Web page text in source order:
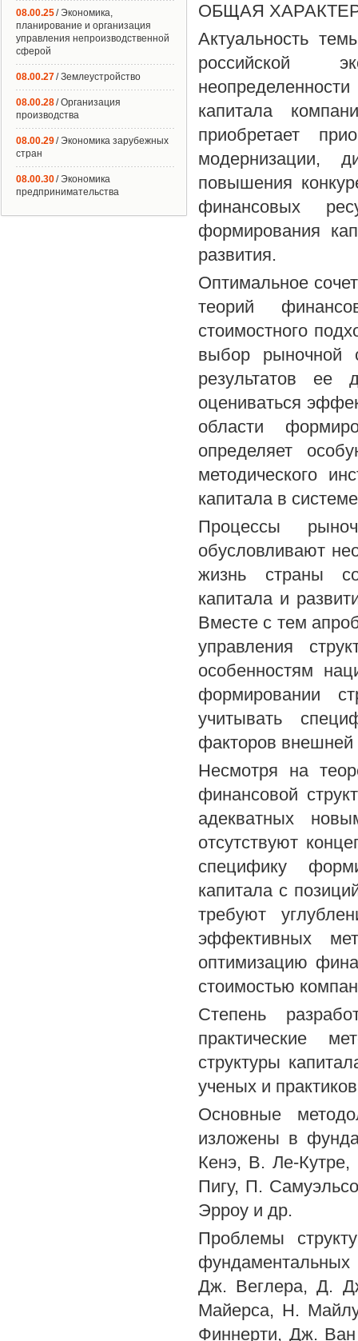
ОБЩАЯ
Актуальность
российской
капитала
приобретает
модернизации,
повышения
финансовых
формирования
развития.
Оптимальное
теорий
стоимостного
выбор рыночной
результатов ее
оцениваться
области
определяет
методического
капитала в
Процессы
обусловливают
жизнь страны
капитала и
Вместе с тем
управления
особенностям
формировании
учитывать
факторов внешней
Несмотря на
финансовой
адекватных
отсутствуют
специфику
капитала с
требуют
эффективных
оптимизацию
стоимостью
Степень
практические
структуры
ученых и
Основные
изложены в
Кенэ, В. Ле-
Пигу, П.
Эрроу и др.
Проблемы
Дж. Веглера, Д.
Майерса, Н.
Финнерти, Дж.
08.00.25/ Экономика,
планирование и организация
управления непроизводственной
сферой
08.00.27/ Землеустройство
08.00.28/ Организация
производства
08.00.29/ Экономика зарубежных
стран
08.00.30/ Экономика
предпринимательства